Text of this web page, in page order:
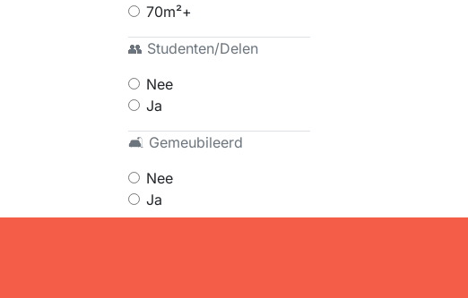
70m²+
👥 Studenten/Delen
Nee
Ja
🛋 Gemeubileerd
Nee
Ja